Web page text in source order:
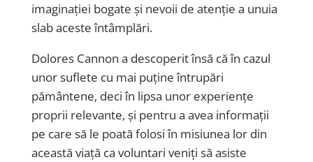
imaginației bogate și nevoii de atenție a unuia
slab aceste întâmplări.
Dolores Cannon a descoperit însă că în cazul
unor suflete cu mai puține întrupări
pământene, deci în lipsa unor experiențe
proprii relevante, și pentru a avea informații
pe care să le poată folosi în misiunea lor din
această viață ca voluntari veniți să asiste